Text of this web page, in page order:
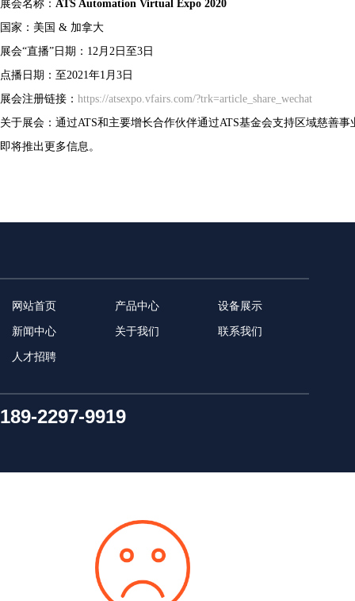
展会名称： ATS Automation Virtual Expo 2020
国家：美国 & 加拿大
展会“直播”日期：12月2日至3日
点播日期：至2021年1月3日
展会注册链接： https://atsexpo.vfairs.com/?trk=article_share_wechat
关于展会：通过ATS和主要增长合作伙伴通过ATS基金会支持区域慈善事
即将推出更多信息。
网站首页 产品中心 设备展示
新闻中心 关于我们 联系我们
人才招聘
189-2297-9919